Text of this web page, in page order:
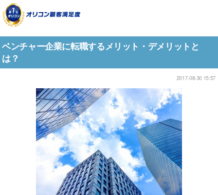
ベンチャー企業に転職するメリット・デメリットと
は？
2017-08-30 15:57